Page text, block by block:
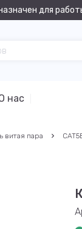
для
нас
витая пара